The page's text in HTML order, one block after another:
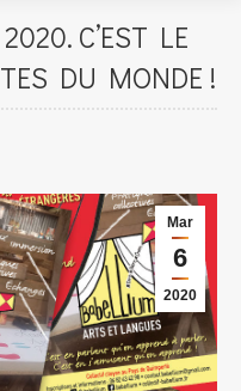
C’EST LE
DU MONDE !
Mar
6
2020